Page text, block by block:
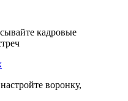
кадровые
воронку,